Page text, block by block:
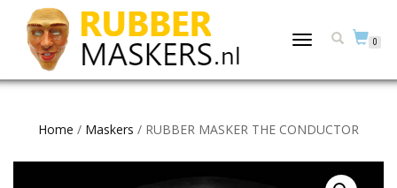
TOGGLE
0
Home / Maskers / RUBBER MASKER THE CONDUCTOR